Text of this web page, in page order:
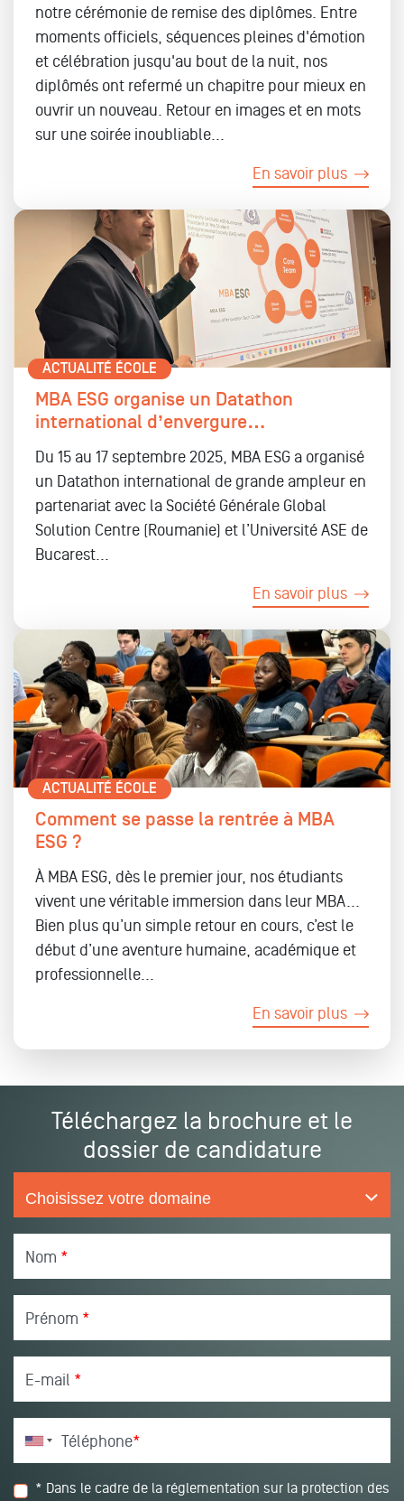
notre cérémonie de remise des diplômes. Entre
moments officiels, séquences pleines d'émotion
et célébration jusqu'au bout de la nuit, nos
diplômés ont refermé un chapitre pour mieux en
ouvrir un nouveau. Retour en images et en mots
sur une soirée inoubliable...
En savoir plus
ACTUALITÉ ÉCOLE
MBA ESG organise un Datathon
international d’envergure…
Du 15 au 17 septembre 2025, MBA ESG a organisé
un Datathon international de grande ampleur en
partenariat avec la Société Générale Global
Solution Centre (Roumanie) et l’Université ASE de
Bucarest...
En savoir plus
ACTUALITÉ ÉCOLE
Comment se passe la rentrée à MBA
ESG ?
À MBA ESG, d ès le premier jour, nos étudiants
vivent une véritable immersion dans leur MBA...
Bien plus qu’un simple retour en cours, c’est le
début d’une aventure humaine, académique et
professionnelle...
En savoir plus
Téléchargez la brochure et le
dossier de candidature
Nom *
Prénom *
E-mail *
Téléphone*
* Dans le cadre de la réglementation sur la protection des